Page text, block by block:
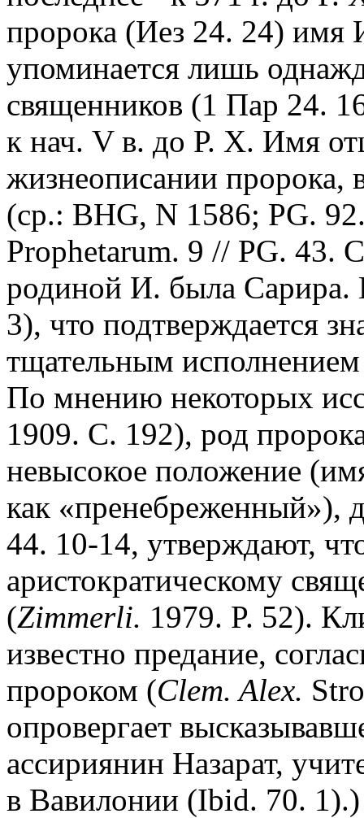
пророка (Иез 24. 24) имя
упоминается лишь
священников (1 Пар 24.
к нач. V в. до Р. Х. Имя
жизнеописании пророка,
(ср.: BHG, N 1586; PG.
Prophetarum. 9 // PG. 43.
родиной И. была Сарира.
3), что подтверждается
тщательным
По мнению некоторых
1909. С. 192), род
невысокое положение
как «пренебреженный»),
44. 10-14, утверждают,
аристократическому
(Zimmerli. 1979. P. 52).
известно предание,
пророком (Clem. Alex.
опровергает
ассириянин Назарат,
в Вавилонии (Ibid. 70. 1).)